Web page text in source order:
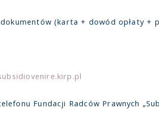
(karta + dowód opłaty +
Fundacji Radców Prawnych